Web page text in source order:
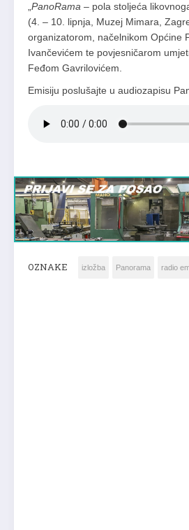
PanoRama – pola stoljeća
(4. – 10. lipnja, Muzej Mimara,
organizatorom, načelnikom Općine
Ivančevićem te povjesničarom
Feđom Gavrilovićem.
Emisiju poslušajte u audiozapisu
OZNAKE izložba Panorama radio